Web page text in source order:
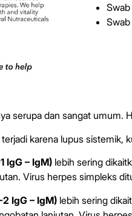
serupa dan sangat umum.
karena lupus sistemik,
IgG – IgM) lebih sering
Virus herpes simpleks
IgG – IgM) lebih sering